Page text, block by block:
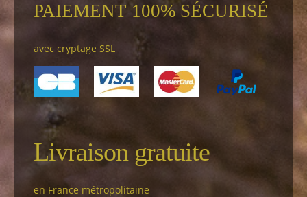
PAIEMENT 100% SÉCURISÉ
avec cryptage SSL
Livraison gratuite
en France métropolitaine